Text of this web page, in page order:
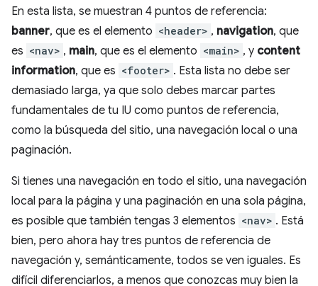
En esta lista, se muestran 4 puntos de referencia:
banner, que es el elemento <header> , navigation, que
es <nav> , main, que es el elemento <main> , y content
information, que es <footer> . Esta lista no debe ser
demasiado larga, ya que solo debes marcar partes
fundamentales de tu IU como puntos de referencia,
como la búsqueda del sitio, una navegación local o una
paginación.
Si tienes una navegación en todo el sitio, una navegación
local para la página y una paginación en una sola página,
es posible que también tengas 3 elementos <nav> . Está
bien, pero ahora hay tres puntos de referencia de
navegación y, semánticamente, todos se ven iguales. Es
difícil diferenciarlos, a menos que conozcas muy bien la